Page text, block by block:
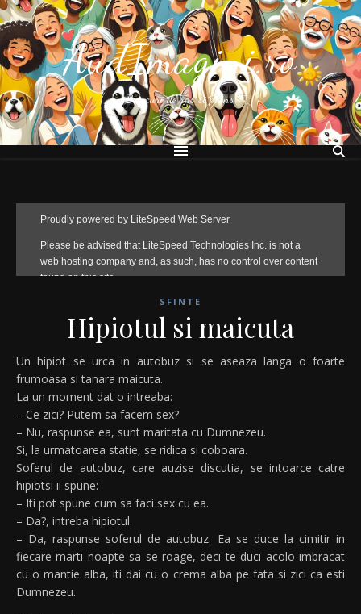
AudImagini.ro
Bancuri de ras si plans
SFINTE
Hipiotul si maicuta
Un hipiot se urca in autobuz si se aseaza langa o foarte
frumoasa si tanara maicuta.
La un moment dat o intreaba:
– Ce zici? Putem sa facem sex?
– Nu, raspunse ea, sunt maritata cu Dumnezeu.
Si, la urmatoarea statie, se ridica si coboara.
Soferul de autobuz, care auzise discutia, se intoarce catre
hipiotsi ii spune:
– Iti pot spune cum sa faci sex cu ea.
– Da?, intreba hipiotul.
– Da, raspunse soferul de autobuz. Ea se duce la cimitir in
fiecare marti noapte sa se roage, deci te duci acolo imbracat
cu o mantie alba, iti dai cu o crema alba pe fata si zici ca esti
Dumnezeu.